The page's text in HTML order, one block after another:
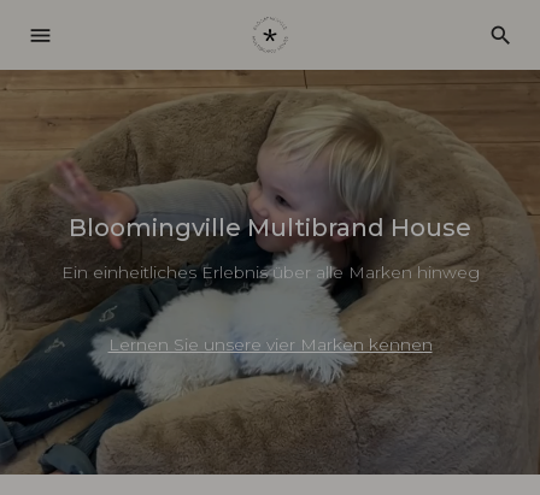
menu search
Bloomingville Multibrand House
Ein einheitliches Erlebnis über alle Marken hinweg
Lernen Sie unsere vier Marken kennen